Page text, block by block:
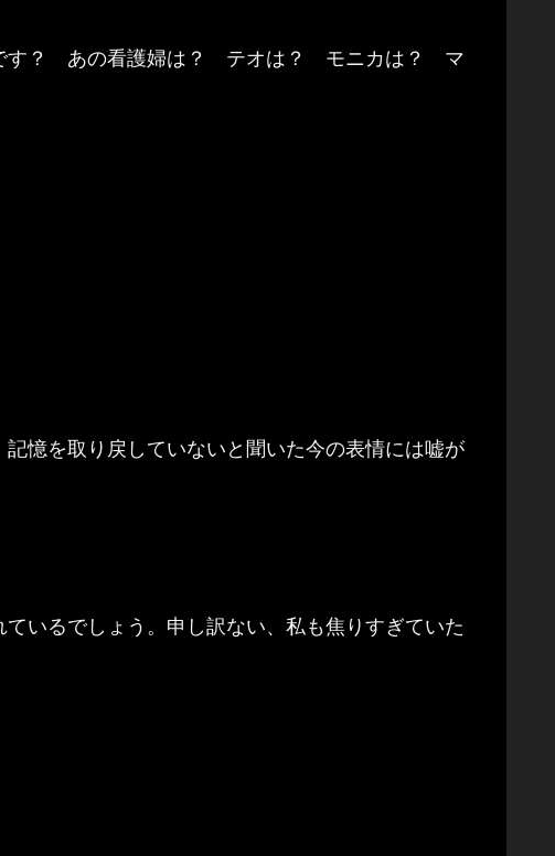
です？ あの看護婦は？ テオは？ モニカは？ マ
憶を取り戻していないと聞いた今の表情には嘘が
いるでしょう。申し訳ない、私も焦りすぎていた